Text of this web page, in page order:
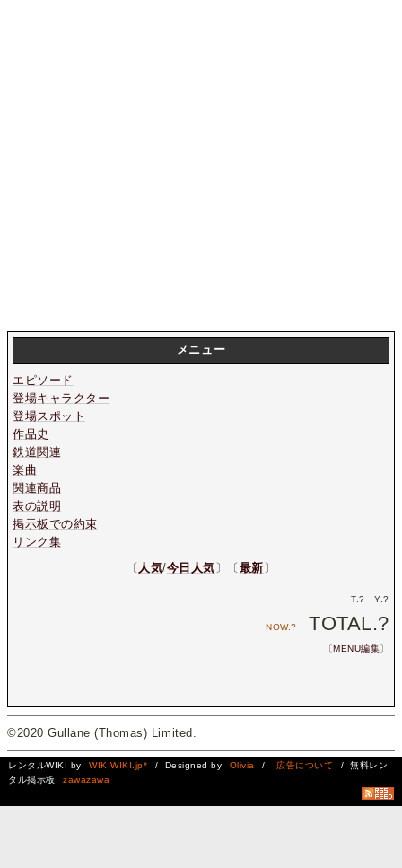
メニュー
エピソード
登場キャラクター
登場スポット
作品史
鉄道関連
楽曲
関連商品
表の説明
掲示板での約束
リンク集
〔 人気/今日人気〕〔最新〕
T.? Y.?
NOW.? TOTAL.?
〔MENU編集〕
©2020 Gullane (Thomas) Limited.
レンタルWIKI by WIKIWIKI.jp* / Designed by Olivia / 広告について
/ 無料レン
タル掲示板
zawazawa